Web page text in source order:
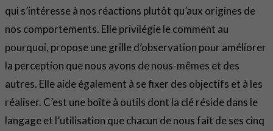
qui s’intéresse à nos réactions plutôt qu’aux origines de
nos comportements. Elle privilégie le comment au
pourquoi, propose une grille d’observation pour améliorer
la perception que nous avons de nous-mêmes et des
autres. Elle aide également à se fixer des objectifs et à les
réaliser. C’est une boîte à outils dont la clé réside dans le
langage et l’utilisation que chacun de nous fait de ses cinq